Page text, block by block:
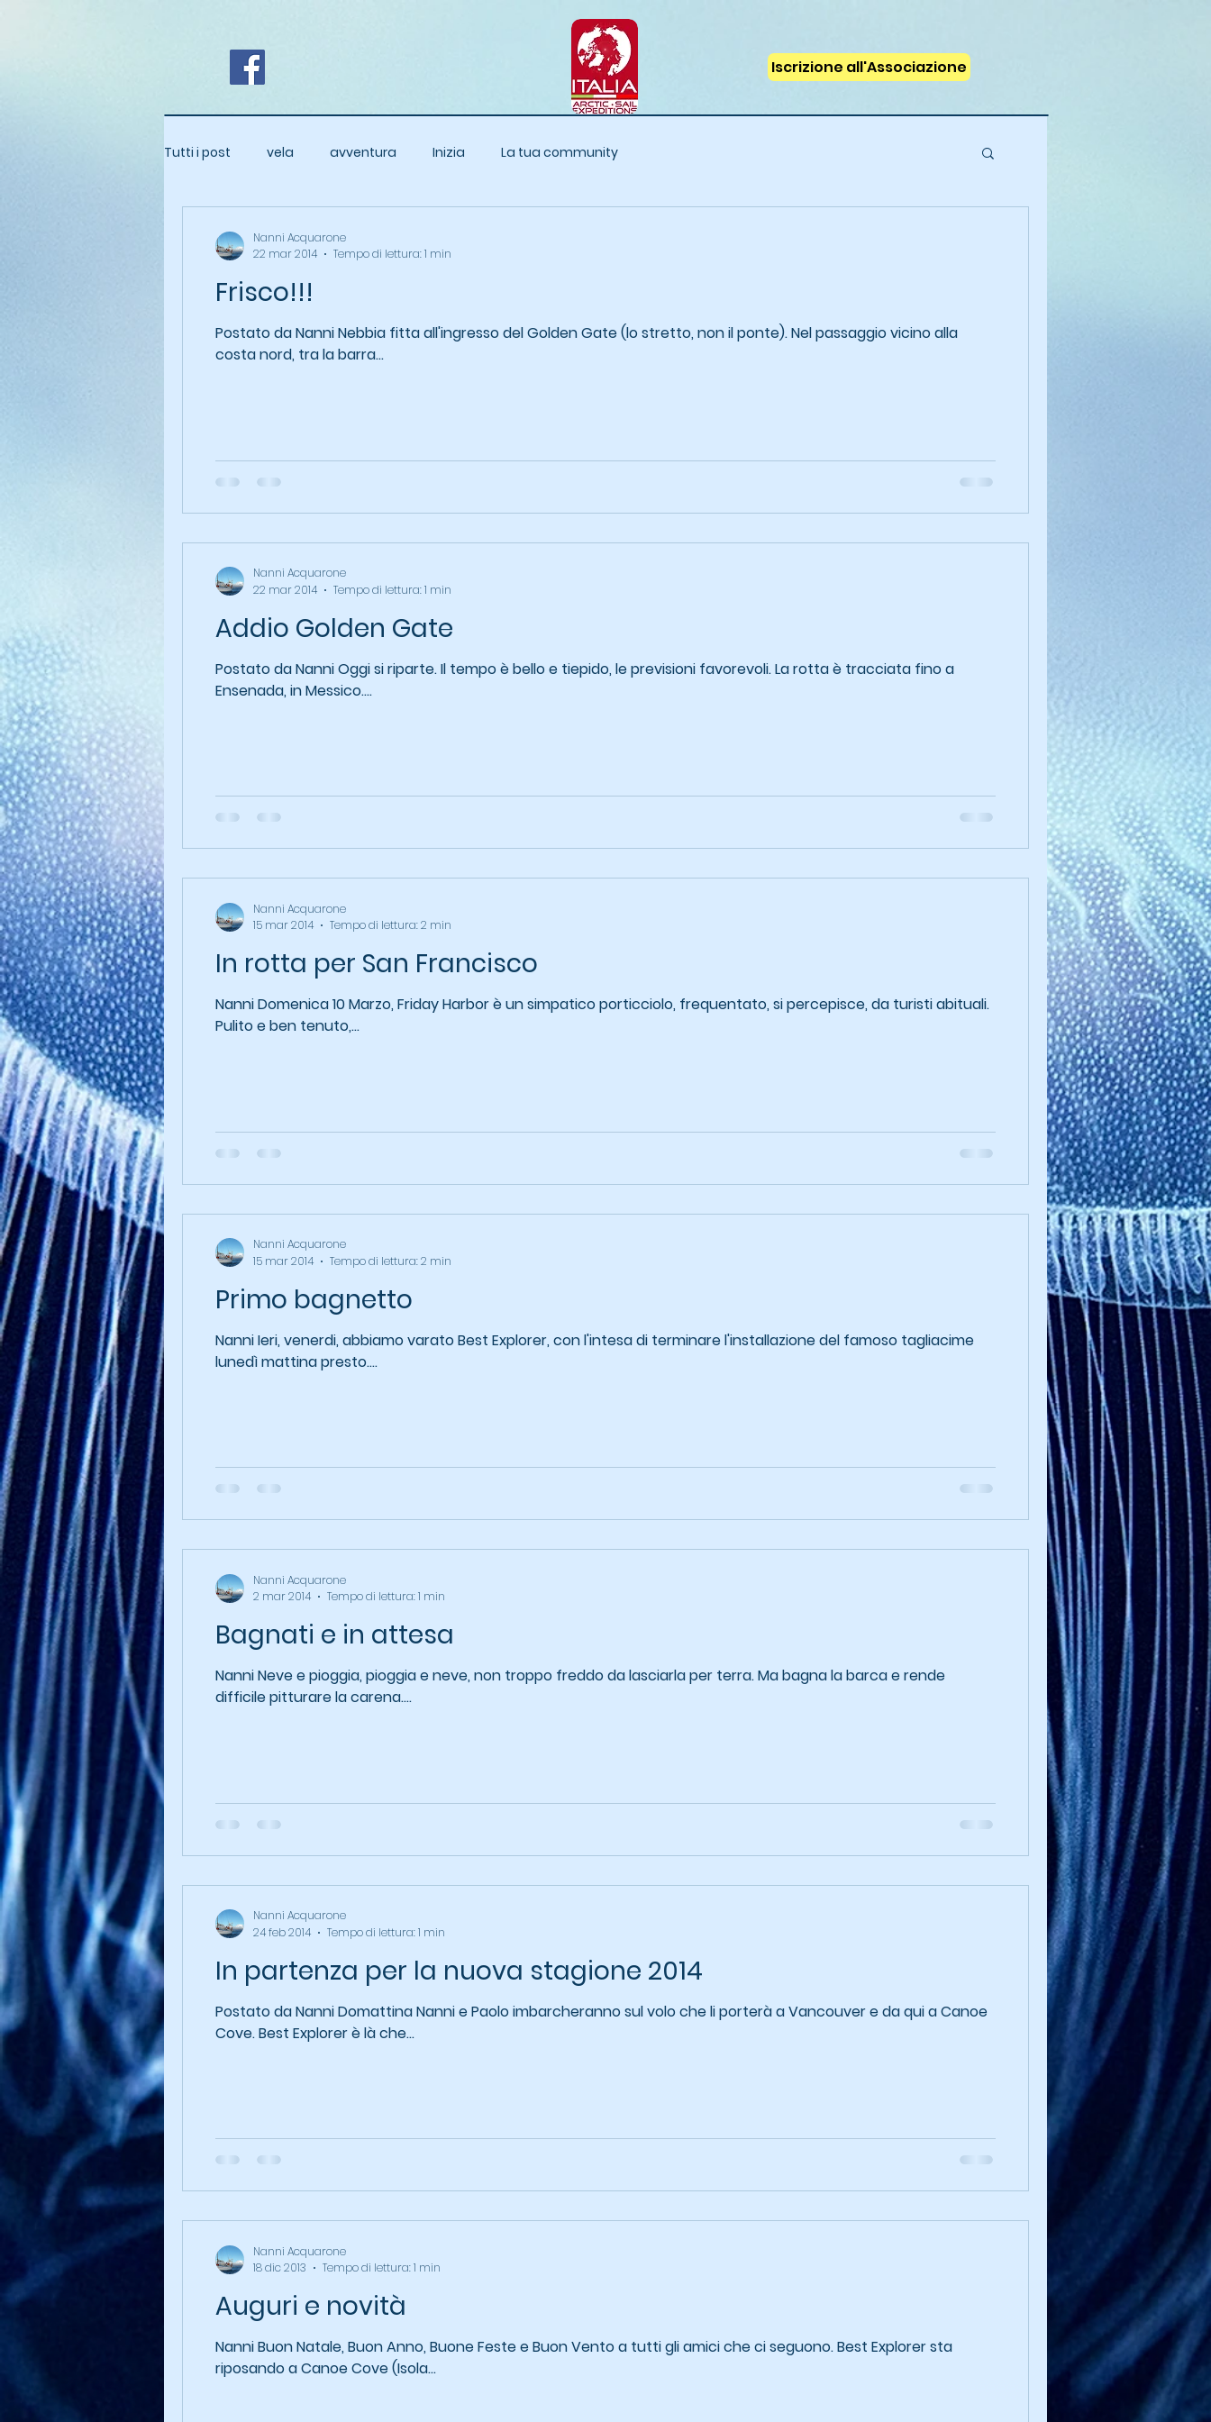
Iscrizione all'Associazione
Tutti i post vela avventura Inizia La tua community
Frisco!!!
Postato da Nanni Nebbia fitta all'ingresso del Golden Gate (lo stretto, non il ponte). Nel passaggio vicino alla
costa nord, tra la barra...
Nanni Acquarone
22 mar 2014
Tempo di lettura: 1 min
Addio Golden Gate
Postato da Nanni Oggi si riparte. Il tempo è bello e tiepido, le previsioni favorevoli. La rotta è tracciata fino a
Ensenada, in Messico....
Nanni Acquarone
22 mar 2014
Tempo di lettura: 1 min
In rotta per San Francisco
Nanni Domenica 10 Marzo, Friday Harbor è un simpatico porticciolo, frequentato, si percepisce, da turisti abituali.
Pulito e ben tenuto,...
Nanni Acquarone
15 mar 2014
Tempo di lettura: 2 min
Primo bagnetto
Nanni Ieri, venerdi, abbiamo varato Best Explorer, con l'intesa di terminare l'installazione del famoso tagliacime
lunedì mattina presto....
Nanni Acquarone
15 mar 2014
Tempo di lettura: 2 min
Bagnati e in attesa
Nanni Neve e pioggia, pioggia e neve, non troppo freddo da lasciarla per terra. Ma bagna la barca e rende
difficile pitturare la carena....
Nanni Acquarone
2 mar 2014
Tempo di lettura: 1 min
In partenza per la nuova stagione 2014
Postato da Nanni Domattina Nanni e Paolo imbarcheranno sul volo che li porterà a Vancouver e da qui a Canoe
Cove. Best Explorer è là che...
Nanni Acquarone
24 feb 2014
Tempo di lettura: 1 min
Auguri e novità
Nanni Buon Natale, Buon Anno, Buone Feste e Buon Vento a tutti gli amici che ci seguono. Best Explorer sta
riposando a Canoe Cove (Isola...
Nanni Acquarone
18 dic 2013
Tempo di lettura: 1 min